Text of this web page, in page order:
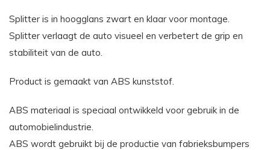
Splitter is in hoogglans zwart en klaar voor montage.
Splitter verlaagt de auto visueel en verbetert de grip en
stabiliteit van de auto.
Product is gemaakt van ABS kunststof.
ABS materiaal is speciaal ontwikkeld voor gebruik in de
automobielindustrie.
ABS wordt gebruikt bij de productie van fabrieksbumpers